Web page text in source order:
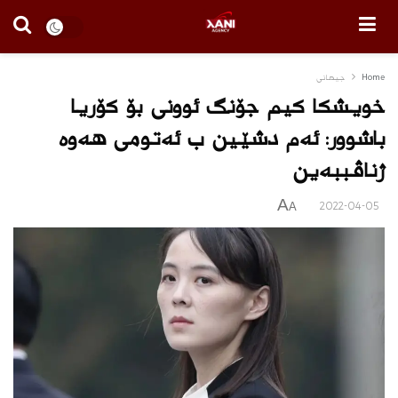
Home جیهانی
خویشکا کیم جۆنگ ئوونى بۆ كۆریا
باشوور: ئه‌م دشێین ب ئه‌تومى هه‌وه‌
ژناڤببه‌ین
2022-04-05
A
A